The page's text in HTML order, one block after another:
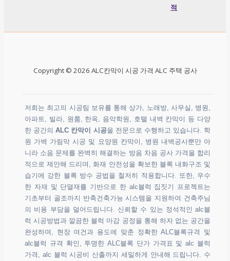
적
Copyright © 2026 ALC칸막이 시공 가격 ALC 주택 공사
저희는 최고의 시공팀 보유를 통해 상가, 노래방, 사무실, 병원,
아파트, 빌라, 원룸, 한옥, 음악학원, 호텔 내벽 칸막이 등 다양
한 공간의ALC 칸막이 시공을 전문으로 수행하고 있습니다. 학
원 가벽 가림막 시공 및 요양원 칸막이, 병원 내벽공사뿐만 아
니라 소음 문제를 완벽히 해결하는 방음 차음 공사 가격을 합리
적으로 제안해 드리며, 화재 안전성을 확보한 블록 내화구조 및
습기에 강한 블록 방수 공법을 철저히 적용합니다. 또한, 우수
한 자재 및 단열재를 기반으로 한 alc블럭 집짓기 프로젝트는
기초부터 골조까지 반축건축가능 시스템을 지원하여 건축주님
의 비용 부담을 덜어드립니다. 신뢰할 수 있는 정석적인 alc블
럭 시공방법과 깔끔한 블럭 마감 공정을 통해 하자 없는 공간을
완성하며, 현장 여건과 용도에 맞춘 정확한 ALC블록규격 및
alc블럭 규격 확인, 투명한 ALC블록 단가 가격표 및 alc 블럭
가격, alc 블럭 시공비 산출까지 세밀하게 안내해 드립니다. 수